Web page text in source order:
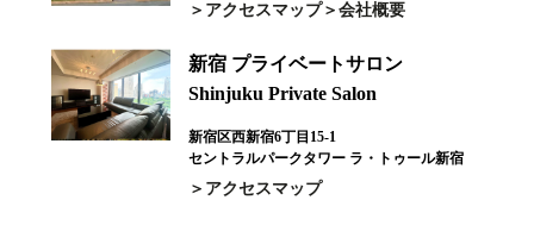
アクセスマップ 会社概要
新宿 プライベートサロン
Shinjuku Private Salon
新宿区西新宿6丁目15-1
セントラルパークタワー ラ・トゥール新宿
アクセスマップ